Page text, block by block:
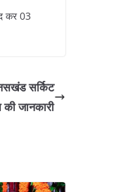
कर 03
सर्किट
की जानकारी